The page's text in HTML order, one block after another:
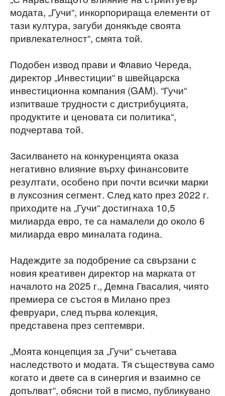
модата, „Гучи“, инкорпорираща елементи от
тази култура, загуби донякъде своята
привлекателност“, смята той.
Подобен извод прави и Флавио Череда,
директор „Инвестиции“ в швейцарска
инвестиционна компания (GAM). “Гучи“
изпитваше трудности с дистрибуцията,
продуктите и ценовата си политика“,
подчертава той.
Засилването на конкуренцията оказа
негативно влияние върху финансовите
резултати, особено при почти всички марки
в луксозния сегмент. След като през 2022 г.
приходите на „Гучи“ достигнаха 10,5
милиарда евро, те са намалели до около 6
милиарда евро миналата година.
Надеждите за подобрение са свързани с
новия креативен директор на марката от
началото на 2025 г., Демна Гвасалия, чиято
премиера се състоя в Милано през
февруари, след първа колекция,
представена през септември.
„Моята концепция за „Гучи“ съчетава
наследството и модата. Тя съществува само
когато и двете са в синергия и взаимно се
допълват“, обясни той в писмо, публикувано